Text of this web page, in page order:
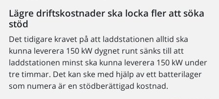
Lägre driftskostnader ska locka fler att söka
stöd
Det tidigare kravet på att laddstationen alltid ska
kunna leverera 150 kW dygnet runt sänks till att
laddstationen minst ska kunna leverera 150 kW under
tre timmar. Det kan ske med hjälp av ett batterilager
som numera är en stödberättigad kostnad.